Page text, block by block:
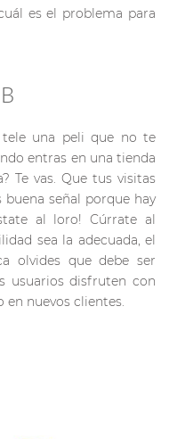
es el problema para
tele una peli que no te
entras en una tienda
Te vas. Que tus visitas
buena señal porque hay
al loro! Cúrrate al
sea la adecuada, el
olvides que debe ser
usuarios disfruten con
en nuevos clientes.